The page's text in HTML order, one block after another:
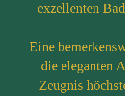
exzellenten
Eine
die eleganten
Zeugnis